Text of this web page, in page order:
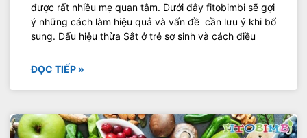
được rất nhiều mẹ quan tâm. Dưới đây fitobimbi sẽ gợi
ý những cách làm hiệu quả và vấn đề cần lưu ý khi bổ
sung. Dấu hiệu thừa Sắt ở trẻ sơ sinh và cách điều
ĐỌC TIẾP »